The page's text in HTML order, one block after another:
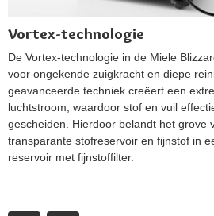
Vortex-technologie
De Vortex-technologie in de Miele
voor ongekende zuigkracht en diepe
geavanceerde techniek creëert een
luchtstroom, waardoor stof en vuil
gescheiden. Hierdoor belandt het grove
transparante stofreservoir en fijnstof in
reservoir met fijnstoffilter.